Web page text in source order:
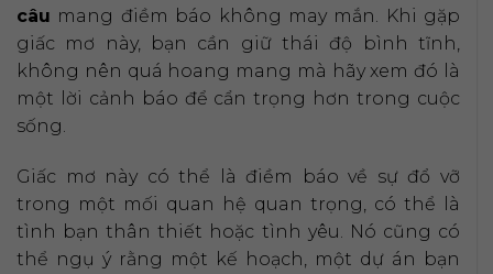
câu mang điềm báo không may mắn. Khi gặp
giấc mơ này, bạn cần giữ thái độ bình tĩnh,
không nên quá hoang mang mà hãy xem đó là
một lời cảnh báo để cẩn trọng hơn trong cuộc
sống.
Giấc mơ này có thể là điềm báo về sự đổ vỡ
trong một mối quan hệ quan trọng, có thể là
tình bạn thân thiết hoặc tình yêu. Nó cũng có
thể ngụ ý rằng một kế hoạch, một dự án bạn